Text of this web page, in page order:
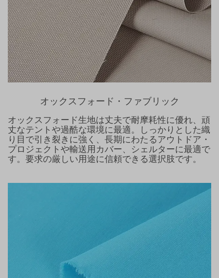
オックスフォード・ファブリック
オックスフォード生地は丈夫で耐摩耗性に優れ、頑
丈なテントや過酷な環境に最適。しっかりとした織
り目で引き裂きに強く、長期にわたるアウトドア・
プロジェクトや輸送用カバー、シェルターに最適で
す。要求の厳しい用途に信頼できる選択肢です。